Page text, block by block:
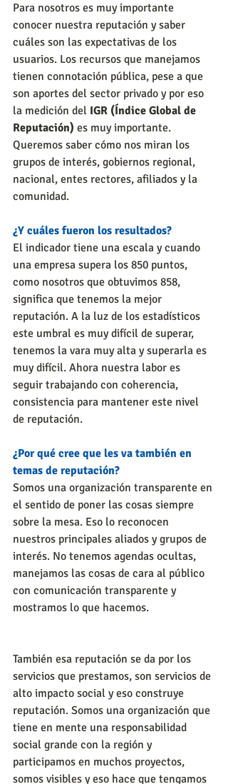
Para nosotros es muy importante
conocer nuestra reputación y saber
cuáles son las expectativas de los
usuarios. Los recursos que manejamos
tienen connotación pública, pese a que
son aportes del sector privado y por eso
la medición del IGR (Índice Global de
Reputación) es muy importante.
Queremos saber cómo nos miran los
grupos de interés, gobiernos regional,
nacional, entes rectores, afiliados y la
comunidad.
¿Y cuáles fueron los resultados?
El indicador tiene una escala y cuando
una empresa supera los 850 puntos,
como nosotros que obtuvimos 858,
significa que tenemos la mejor
reputación. A la luz de los estadísticos
este umbral es muy difícil de superar,
tenemos la vara muy alta y superarla es
muy difícil. Ahora nuestra labor es
seguir trabajando con coherencia,
consistencia para mantener este nivel
de reputación.
¿Por qué cree que les va también en
temas de reputación?
Somos una organización transparente en
el sentido de poner las cosas siempre
sobre la mesa. Eso lo reconocen
nuestros principales aliados y grupos de
interés. No tenemos agendas ocultas,
manejamos las cosas de cara al público
con comunicación transparente y
mostramos lo que hacemos.
También esa reputación se da por los
servicios que prestamos, son servicios de
alto impacto social y eso construye
reputación. Somos una organización que
tiene en mente una responsabilidad
social grande con la región y
participamos en muchos proyectos,
somos visibles y eso hace que tengamos